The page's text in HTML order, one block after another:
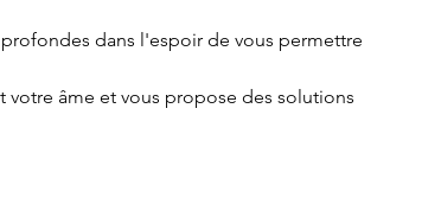
dans l'espoir de vous permettre
votre âme et vous propose des solutions